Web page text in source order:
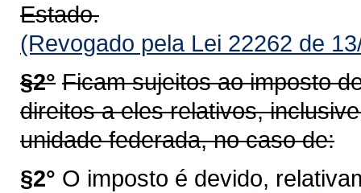
Estado.
(Revogado pela Lei 22262 de
§2° Ficam sujeitos ao imposto
direitos a eles relativos,
unidade federada, no caso de:
§2° O imposto é devido,